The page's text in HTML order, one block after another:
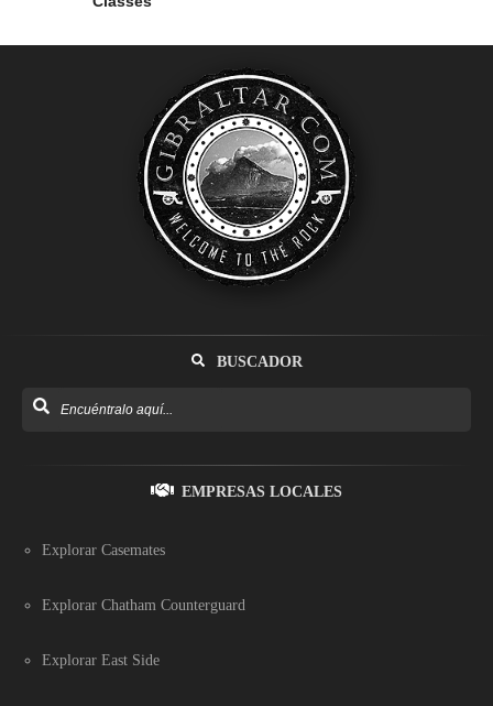
BUSCADOR
EMPRESAS LOCALES
Explorar Casemates
Explorar Chatham Counterguard
Explorar East Side